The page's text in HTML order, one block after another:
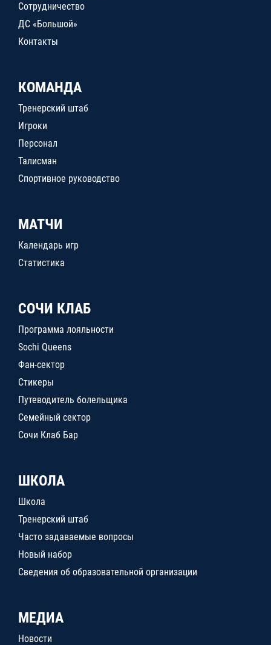
Сотрудничество
ДС «Большой»
Контакты
КОМАНДА
Тренерский штаб
Игроки
Персонал
Талисман
Спортивное руководство
МАТЧИ
Календарь игр
Статистика
СОЧИ КЛАБ
Программа лояльности
Sochi Queens
Фан-сектор
Стикеры
Путеводитель болельщика
Семейный сектор
Сочи Клаб Бар
ШКОЛА
Школа
Тренерский штаб
Часто задаваемые вопросы
Новый набор
Сведения об образовательной организации
МЕДИА
Новости